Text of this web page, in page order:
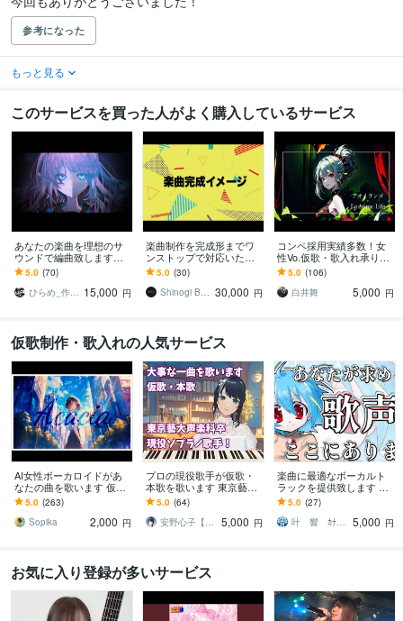
参考になった
もっと見る
このサービスを買った人がよく購入しているサービス
あなたの楽曲を理想のサ
ウンドで編曲致します
「メロディは思いつくけ
ど曲に出来ない...」そんな
人に
5.0 (70)
ひらめ_作編曲家 15,000 円
楽曲制作を完成形までワ
ンストップで対応いたし
ます 簡単なバンドアレン
ジから豪華なアレンジま
で選べる料金プラン！
5.0 (30)
Shinogi Beats 30,000 円
コンペ採用実績多数！女
性Vo.仮歌・歌入れ承りま
す Youtubeにて3000万回
再生された歌声
5.0 (106)
白井舞
5,000 円
仮歌制作・歌入れの人気サービス
AI女性ボーカロイドがあ
なたの曲を歌います 仮
歌、本歌OK・SunoAI対
応・次世代歌入れサービ
ス！
5.0 (263)
Sopika
2,000 円
プロの現役歌手が仮歌・
本歌を歌います 東京藝術
大学声楽科卒業！あなた
の大事な一曲を歌います
5.0 (64)
安野心子【安心さん】
5,000 円
楽曲に最適なボーカルト
ラックを提供致します 最
短即日納品可能！ピッチ
リズム修正済みでお渡し
出来ます
5.0 (27)
叶 響 ｶﾅｴ ﾋﾋﾞｷ
5,000 円
お気に入り登録が多いサービス